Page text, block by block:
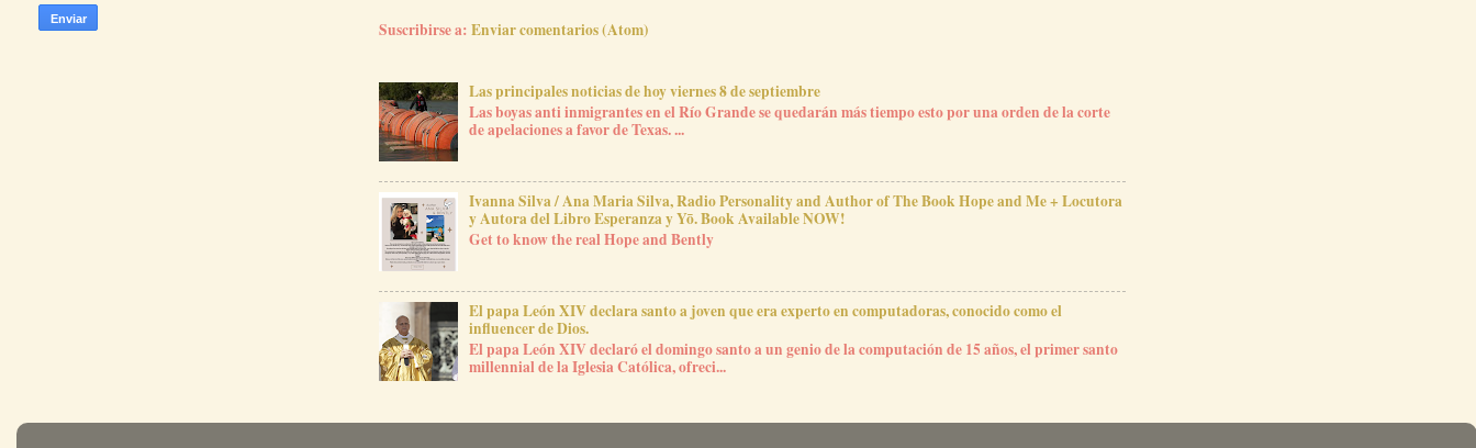
Suscribirse a: Enviar comentarios (Atom)
Las principales noticias de hoy viernes 8 de septiembre
Las boyas anti inmigrantes en el Río Grande se quedarán más tiempo esto por una orden de la corte
de apelaciones a favor de Texas. ...
Ivanna Silva / Ana Maria Silva, Radio Personality and Author of The Book Hope and Me + Locutora
y Autora del Libro Esperanza y Yō. Book Available NOW!
Get to know the real Hope and Bently
El papa León XIV declara santo a joven que era experto en computadoras, conocido como el
influencer de Dios.
El papa León XIV declaró el domingo santo a un genio de la computación de 15 años, el primer santo
millennial de la Iglesia Católica, ofreci...